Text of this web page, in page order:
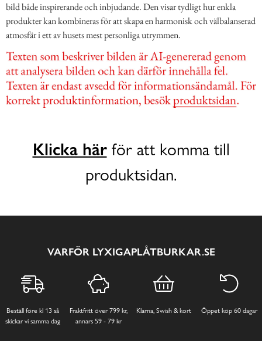
bild både inspirerande och inbjudande. Den visar tydligt hur enkla
produkter kan kombineras för att skapa en harmonisk och välbalanserad
atmosfär i ett av husets mest personliga utrymmen.
Klicka härför att komma till
produktsidan.
VARFÖR LYXIGAPLÅTBURKAR.SE
Beställ före kl 13 så
skickar vi samma dag
Fraktfritt över 799 kr,
annars 59 - 79 kr
Klarna, Swish & kort Öppet köp 60 dagar